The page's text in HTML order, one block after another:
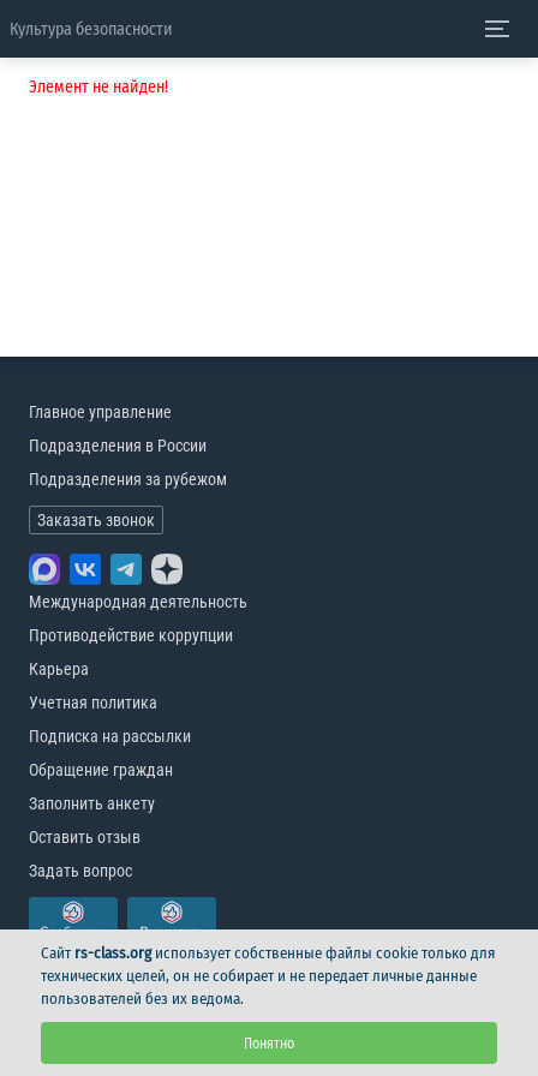
Культура безопасности
Элемент не найден!
Главное управление
Подразделения в России
Подразделения за рубежом
Заказать звонок
Международная деятельность
Противодействие коррупции
Карьера
Учетная политика
Подписка на рассылки
Обращение граждан
Заполнить анкету
Оставить отзыв
Задать вопрос
© Российский морской регистр судоходства, 2026
Логотип
Сайт rs-class.orgиспользует собственные файлы cookie только для
технических целей, он не собирает и не передает личные данные
пользователей без их ведома.
Понятно